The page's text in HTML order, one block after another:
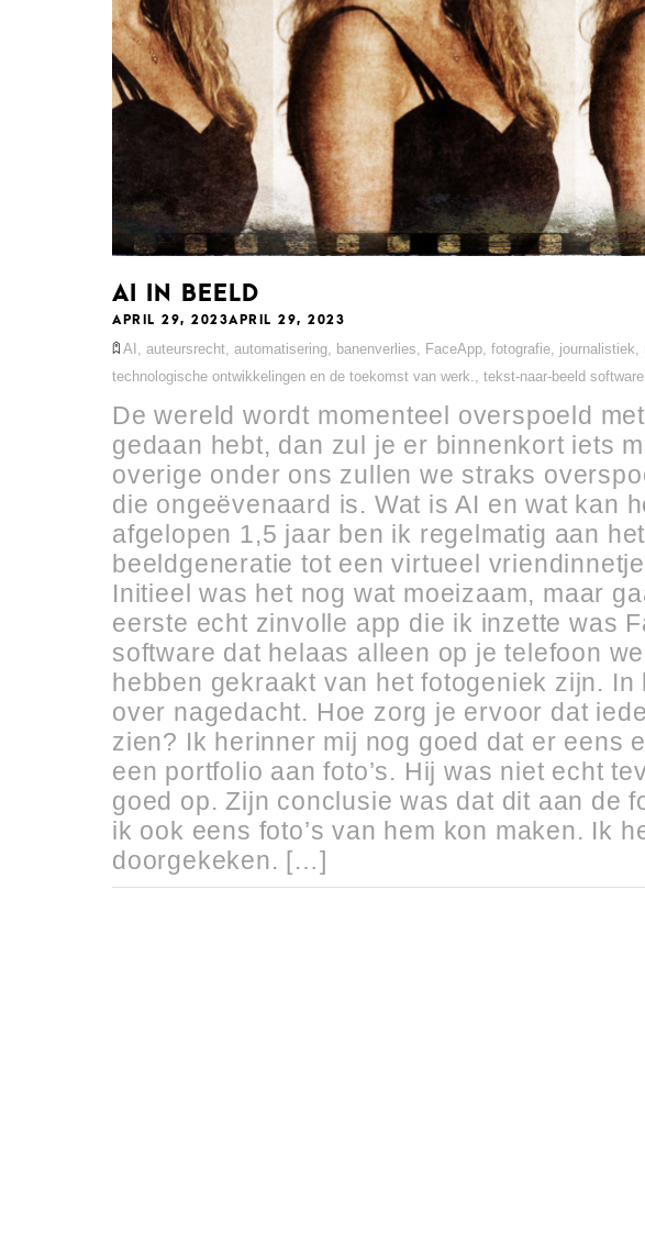
AI IN BEELD
APRIL 29, 2023APRIL 29, 2023
AI auteursrecht automatisering banenverlies FaceApp fotografie journalistiek
technologische ontwikkelingen en de toekomst van werk.
tekst-naar-beeld software
De wereld wordt momenteel overspoeld
gedaan hebt, dan zul je er binnenkort iets
overige onder ons zullen we straks
die ongeëvenaard is. Wat is AI en wat kan
afgelopen 1,5 jaar ben ik regelmatig aan
beeldgeneratie tot een virtueel
Initieel was het nog wat moeizaam, maar
eerste echt zinvolle app die ik inzette was
software dat helaas alleen op je telefoon
hebben gekraakt van het fotogeniek zijn.
over nagedacht. Hoe zorg je ervoor dat
zien? Ik herinner mij nog goed dat er eens
een portfolio aan foto’s. Hij was niet echt
goed op. Zijn conclusie was dat dit aan de
ik ook eens foto’s van hem kon maken. Ik
doorgekeken. […]